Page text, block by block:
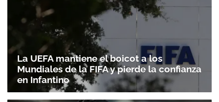
La UEFA mantiene el boicot a los
Mundiales de la FIFA y pierde la confianza
en Infantino